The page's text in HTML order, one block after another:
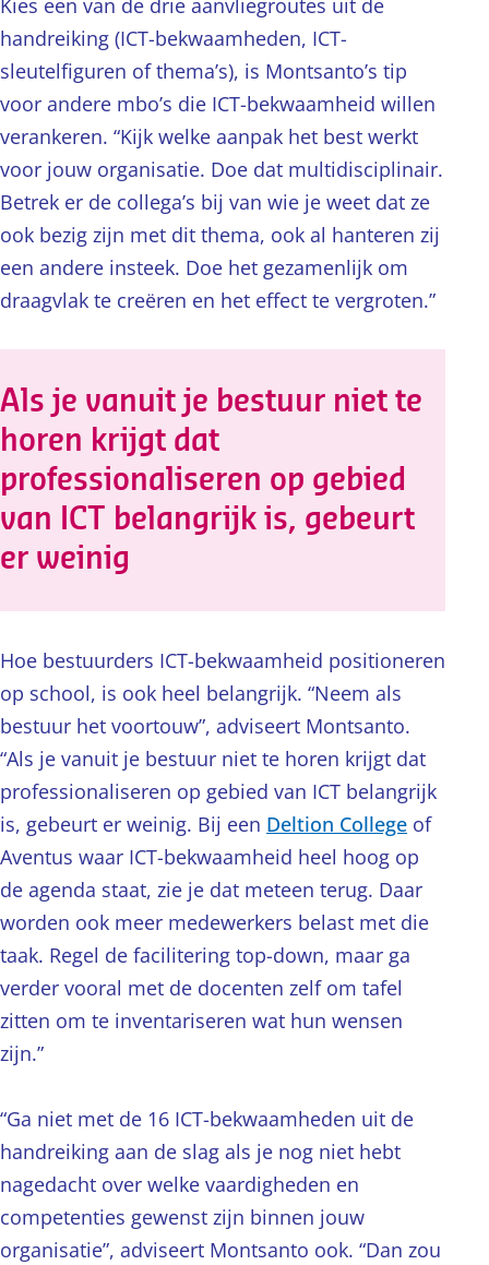
Kies een van de drie aanvliegroutes uit de
handreiking (ICT-bekwaamheden, ICT-
sleutelfiguren of thema’s), is Montsanto’s tip
voor andere mbo’s die ICT-bekwaamheid willen
verankeren. “Kijk welke aanpak het best werkt
voor jouw organisatie. Doe dat multidisciplinair.
Betrek er de collega’s bij van wie je weet dat ze
ook bezig zijn met dit thema, ook al hanteren zij
een andere insteek. Doe het gezamenlijk om
draagvlak te creëren en het effect te vergroten.”
Als je vanuit je bestuur niet te
horen krijgt dat
professionaliseren op gebied
van ICT belangrijk is, gebeurt
er weinig
Hoe bestuurders ICT-bekwaamheid positioneren
op school, is ook heel belangrijk. “Neem als
bestuur het voortouw”, adviseert Montsanto.
“Als je vanuit je bestuur niet te horen krijgt dat
professionaliseren op gebied van ICT belangrijk
is, gebeurt er weinig. Bij een Deltion College of
Aventus waar ICT-bekwaamheid heel hoog op
de agenda staat, zie je dat meteen terug. Daar
worden ook meer medewerkers belast met die
taak. Regel de facilitering top-down, maar ga
verder vooral met de docenten zelf om tafel
zitten om te inventariseren wat hun wensen
zijn.”
“Ga niet met de 16 ICT-bekwaamheden uit de
handreiking aan de slag als je nog niet hebt
nagedacht over welke vaardigheden en
competenties gewenst zijn binnen jouw
organisatie”, adviseert Montsanto ook. “Dan zou